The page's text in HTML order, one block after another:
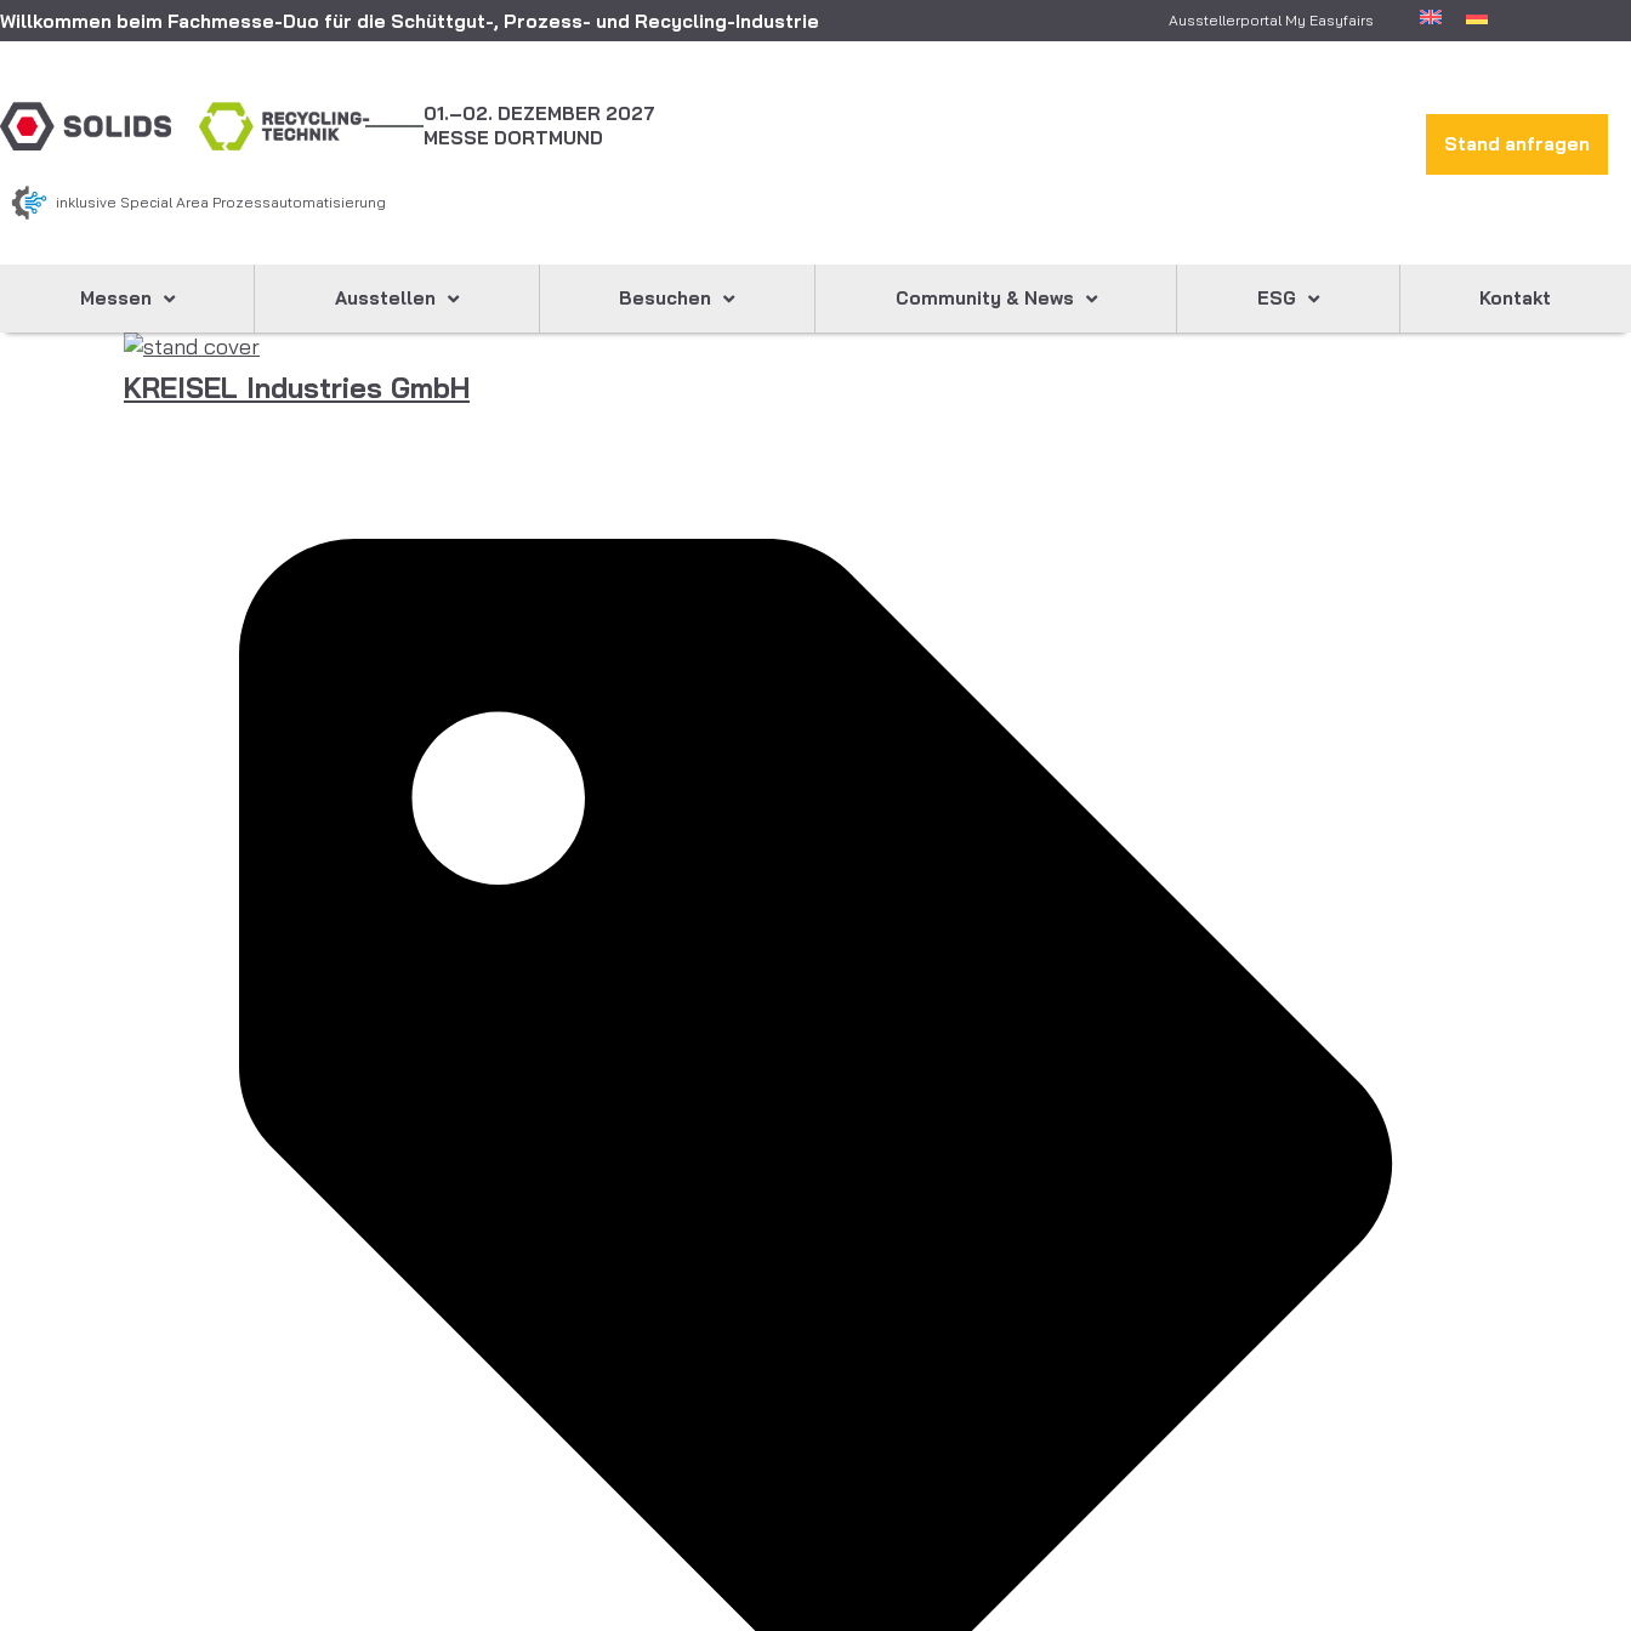
Willkommen beim Fachmesse-Duo für die Schüttgut-, Prozess- und Recycling-Industrie Ausstellerportal My Easyfairs
01.–02. DEZEMBER 2027
MESSE DORTMUND
inklusive Special Area Prozessautomatisierung
Stand anfragen
Messen Ausstellen Besuchen Community & News ESG Kontakt
KREISEL Industries GmbH